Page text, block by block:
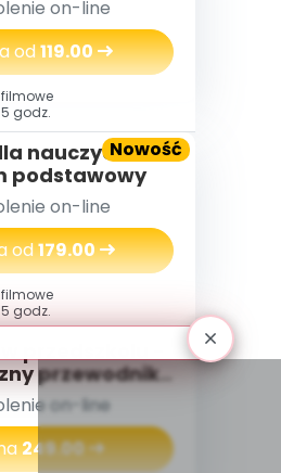
i nauczycieli,
długo byli silni
on-line
od119.00
Nowość
godz.
nauczycieli -
podstawowy
on-line
od179.00
godz.
przedszkolu -
przewodnik
on-line
249.00